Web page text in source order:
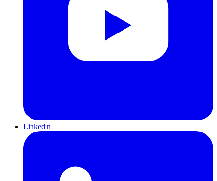
Linkedin